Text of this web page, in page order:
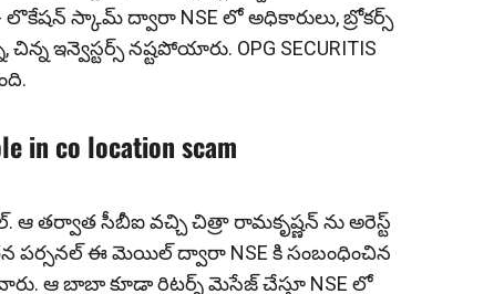
స్కామ్ ద్వారా NSE లో అధికారులు, బ్రోకర్స్
ఇన్వెస్టర్స్ నష్టపోయారు. OPG SECURITIS
in co location scam
తర్వాత సీబీఐ వచ్చి చిత్రా రామకృష్ణన్ ను అరెస్ట్
పర్సనల్ ఈ మెయిల్ ద్వారా NSE కి సంబంధించిన
బాబా కూడా రిటర్న్ మెసేజ్ చేస్తూ NSE లో